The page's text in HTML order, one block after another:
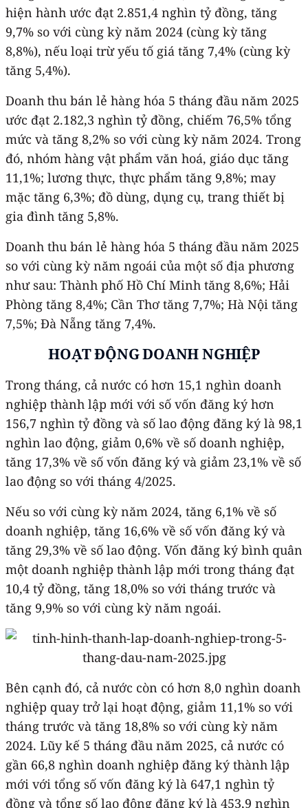
hiện hành ước đạt 2.851,4 nghìn tỷ đồng, tăng
9,7% so với cùng kỳ năm 2024 (cùng kỳ tăng
8,8%), nếu loại trừ yếu tố giá tăng 7,4% (cùng kỳ
tăng 5,4%).
Doanh thu bán lẻ hàng hóa 5 tháng đầu năm 2025
ước đạt 2.182,3 nghìn tỷ đồng, chiếm 76,5% tổng
mức và tăng 8,2% so với cùng kỳ năm 2024. Trong
đó, nhóm hàng vật phẩm văn hoá, giáo dục tăng
11,1%; lương thực, thực phẩm tăng 9,8%; may
mặc tăng 6,3%; đồ dùng, dụng cụ, trang thiết bị
gia đình tăng 5,8%.
Doanh thu bán lẻ hàng hóa 5 tháng đầu năm 2025
so với cùng kỳ năm ngoái của một số địa phương
như sau: Thành phố Hồ Chí Minh tăng 8,6%; Hải
Phòng tăng 8,4%; Cần Thơ tăng 7,7%; Hà Nội tăng
7,5%; Đà Nẵng tăng 7,4%.
HOẠT ĐỘNG DOANH NGHIỆP
Trong tháng, cả nước có hơn 15,1 nghìn doanh
nghiệp thành lập mới với số vốn đăng ký hơn
156,7 nghìn tỷ đồng và số lao động đăng ký là 98,1
nghìn lao động, giảm 0,6% về số doanh nghiệp,
tăng 17,3% về số vốn đăng ký và giảm 23,1% về số
lao động so với tháng 4/2025.
Nếu so với cùng kỳ năm 2024, tăng 6,1% về số
doanh nghiệp, tăng 16,6% về số vốn đăng ký và
tăng 29,3% về số lao động. Vốn đăng ký bình quân
một doanh nghiệp thành lập mới trong tháng đạt
10,4 tỷ đồng, tăng 18,0% so với tháng trước và
tăng 9,9% so với cùng kỳ năm ngoái.
Bên cạnh đó, cả nước còn có hơn 8,0 nghìn doanh
nghiệp quay trở lại hoạt động, giảm 11,1% so với
tháng trước và tăng 18,8% so với cùng kỳ năm
2024. Lũy kế 5 tháng đầu năm 2025, cả nước có
gần 66,8 nghìn doanh nghiệp đăng ký thành lập
mới với tổng số vốn đăng ký là 647,1 nghìn tỷ
đồng và tổng số lao động đăng ký là 453,9 nghìn